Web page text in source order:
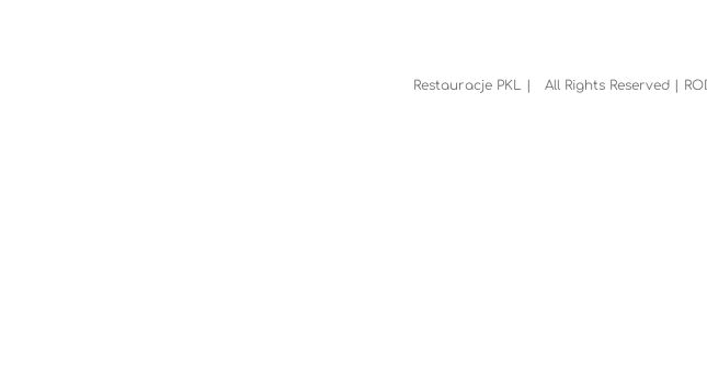
Restauracje PKL | All Rights Reserved |